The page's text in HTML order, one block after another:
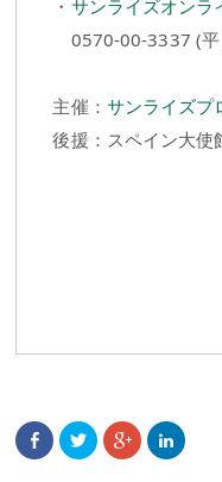
・ サンライズオンラ
0570-00-3337 (
主催： サンライズプ
後援：スペイン大使